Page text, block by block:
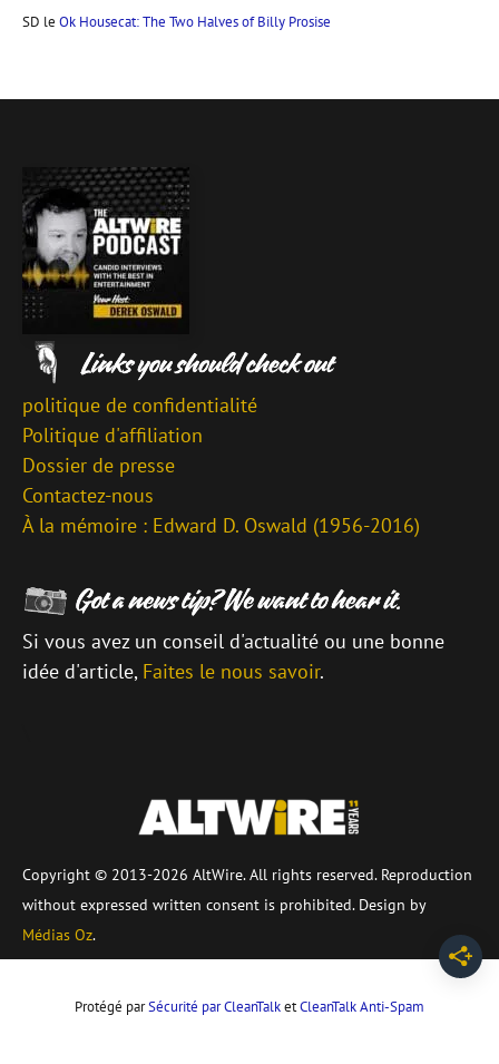
SD le Ok Housecat: The Two Halves of Billy Prosise
politique de confidentialité
Politique d'affiliation
Dossier de presse
Contactez-nous
À la mémoire : Edward D. Oswald (1956-2016)
Si vous avez un conseil d'actualité ou une bonne
idée d'article, Faites le nous savoir.
Copyright © 2013-2026 AltWire. All rights reserved. Reproduction
without expressed written consent is prohibited. Design by
Médias Oz.
Protégé parSécurité par CleanTalketCleanTalk Anti-Spam